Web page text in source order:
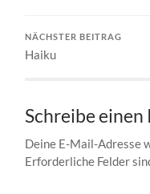
NÄCHSTER BEITRAG
Haiku
Schreibe
Deine E-Mail-Adresse
Erforderliche Felder